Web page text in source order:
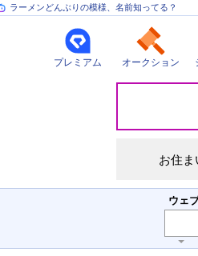
ラーメンどんぶりの模様、名前知ってる？
プレミアム オークション
災
お住ま
検
索
ウェ